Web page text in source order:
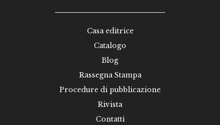
Casa editrice
Catalogo
Blog
Rassegna Stampa
Procedure di pubblicazione
Rivista
Contatti